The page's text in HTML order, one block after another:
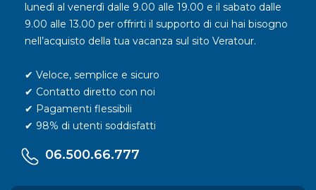
lunedì al venerdì dalle 9.00 alle 19.00 e il sabato dalle
9.00 alle 13.00 per offrirti il supporto di cui hai bisogno
nell’acquisto della tua vacanza sul sito Veratour.
✔ Veloce, semplice e sicuro
✔ Contatto diretto con noi
✔ Pagamenti flessibili
✔ 98% di utenti soddisfatti
06.500.66.777